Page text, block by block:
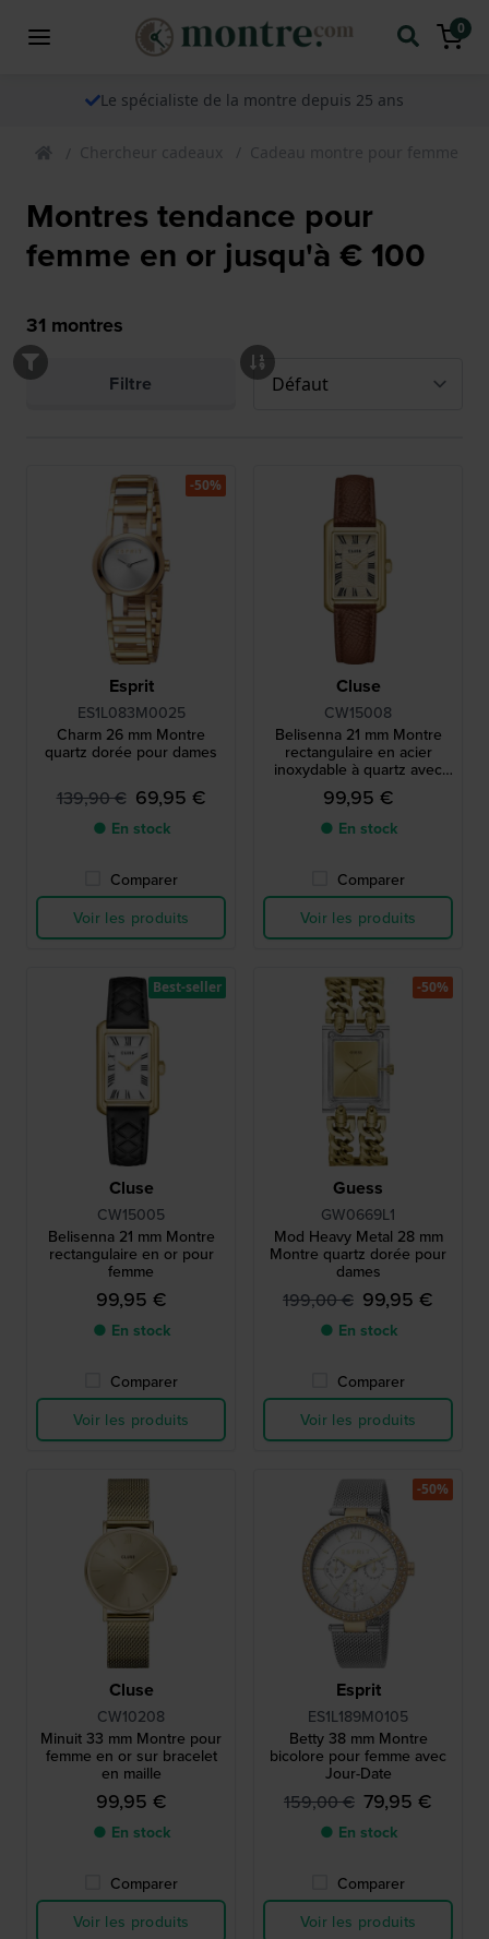
0
Le spécialiste de la montre depuis 25 ans
Chercheur cadeaux Cadeau montre pour femme
Montres tendance pour
femme en or jusqu'à € 100
31 montres
Filtre
Esprit
ES1L083M0025
Charm 26 mm Montre
quartz dorée pour dames
139,90 € 69,95 €
● En stock
Comparer
Voir les produits
-50%
Cluse
CW15008
Belisenna 21 mm Montre
rectangulaire en acier
inoxydable à quartz avec
index romains.
99,95 €
● En stock
Comparer
Voir les produits
Cluse
CW15005
Belisenna 21 mm Montre
rectangulaire en or pour
femme
99,95 €
● En stock
Comparer
Voir les produits
Best-seller
Guess
GW0669L1
Mod Heavy Metal 28 mm
Montre quartz dorée pour
dames
199,00 € 99,95 €
● En stock
Comparer
Voir les produits
-50%
Cluse
CW10208
Minuit 33 mm Montre pour
femme en or sur bracelet
en maille
99,95 €
● En stock
Comparer
Voir les produits
Esprit
ES1L189M0105
Betty 38 mm Montre
bicolore pour femme avec
Jour-Date
159,00 € 79,95 €
● En stock
Comparer
Voir les produits
-50%